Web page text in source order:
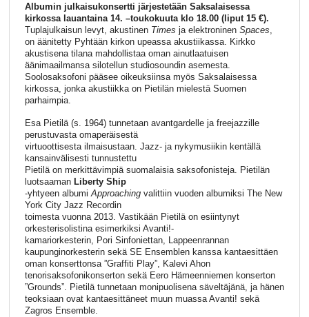
Albumin julkaisukonsertti järjestetään Saksalaisessa
kirkossa lauantaina 14. –toukokuuta klo 18.00 (liput 15 €).
Tuplajulkaisun levyt, akustinenTimes ja elektroninen Spaces
on äänitetty Pyhtään kirkon upeassa akustiikassa. Kirkko
akustisena tilana mahdollistaa oman ainutlaatuisen
äänimaailmansa silotellun studiosoundin asemesta.
Soolosaksofoni pääsee oikeuksiinsa myös Saksalaisessa
kirkossa, jonka akustiikka on Pietilän mielestä Suomen
parhaimpia.
Esa Pietilä (s. 1964) tunnetaan avantgardelle ja freejazzille
perustuvasta omaperäisestä
virtuoottisesta ilmaisustaan. Jazz- ja nykymusiikin kentällä
kansainvälisesti tunnustettu
Pietilä on merkittävimpiä suomalaisia saksofonisteja. Pietilän
luotsaaman Liberty Ship
-yhtyeen albumiApproachingvalittiin vuoden albumiksi The New
York City Jazz Recordin
toimesta vuonna 2013. Vastikään Pietilä on esiintynyt
orkesterisolistina esimerkiksi Avanti!-
kamariorkesterin, Pori Sinfoniettan, Lappeenrannan
kaupunginorkesterin sekä SE Ensemblen kanssa kantaesittäen
oman konserttonsa ”Graffiti Play”, Kalevi Ahon
tenorisaksofonikonserton sekä Eero Hämeenniemen konserton
”Grounds”. Pietilä tunnetaan monipuolisena säveltäjänä, ja hänen
teoksiaan ovat kantaesittäneet muun muassa Avanti! sekä
Zagros Ensemble.